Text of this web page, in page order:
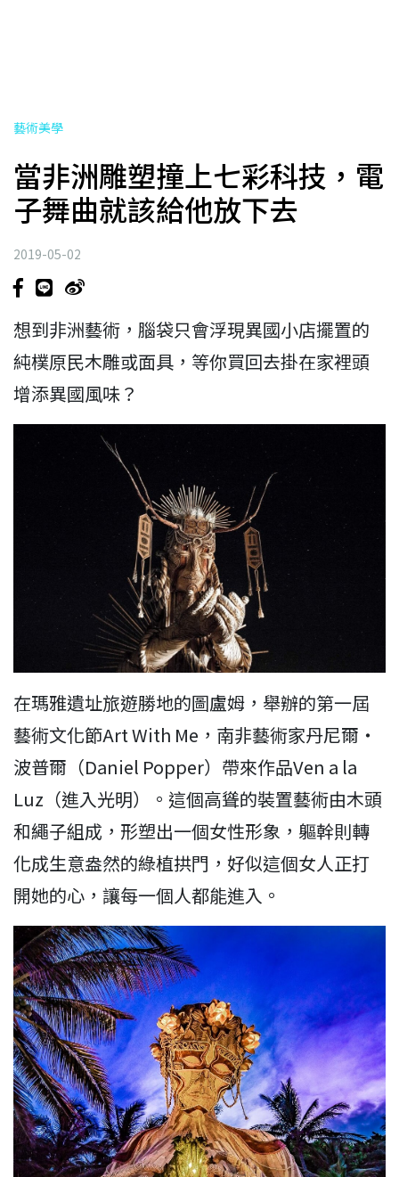
藝術美學
當非洲雕塑撞上七彩科技，電
子舞曲就該給他放下去
2019-05-02
想到非洲藝術，腦袋只會浮現異國小店擺置的
純樸原民木雕或面具，等你買回去掛在家裡頭
增添異國風味？
在瑪雅遺址旅遊勝地的圖盧姆，舉辦的第一屆
藝術文化節Art With Me，南非藝術家丹尼爾‧
波普爾（Daniel Popper）帶來作品Ven a la
Luz（進入光明）。這個高聳的裝置藝術由木頭
和繩子組成，形塑出一個女性形象，軀幹則轉
化成生意盎然的綠植拱門，好似這個女人正打
開她的心，讓每一個人都能進入。